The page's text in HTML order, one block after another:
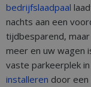
bedrijfslaadpaal
nachts aan een
tijdbesparend,
meer en uw wagen
vaste parkeerplek
installeren door